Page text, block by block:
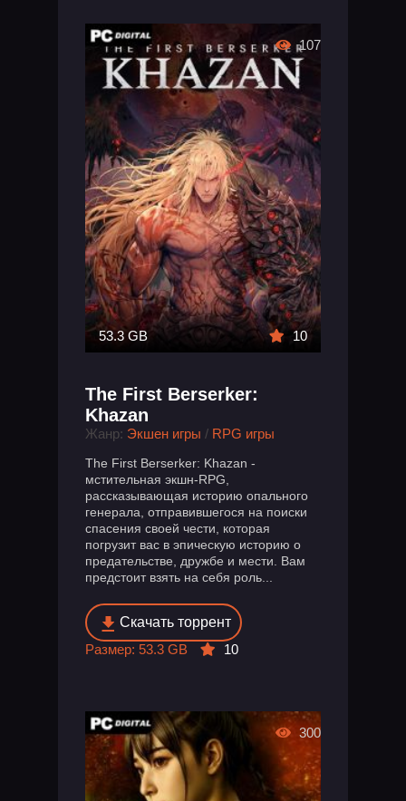
53.3 GB 10
The First Berserker:
Khazan
Жанр: Экшен игры / RPG игры
The First Berserker: Khazan -
мстительная экшн-RPG,
рассказывающая историю опального
генерала, отправившегося на поиски
спасения своей чести, которая
погрузит вас в эпическую историю о
предательстве, дружбе и мести. Вам
предстоит взять на себя роль...
Скачать торрент
Размер: 53.3 GB
10
107
300